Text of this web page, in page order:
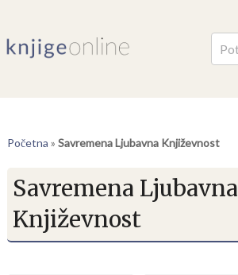
Početna » Savremena Ljubavna Književnost
Savremena Ljubavna
Književnost